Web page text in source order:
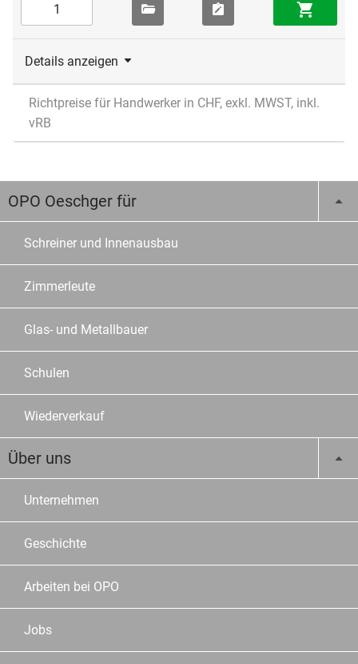
Details anzeigen
Richtpreise für Handwerker in CHF, exkl. MWST, inkl.
vRB
OPO Oeschger für
Schreiner und Innenausbau
Zimmerleute
Glas- und Metallbauer
Schulen
Wiederverkauf
Über uns
Unternehmen
Geschichte
Arbeiten bei OPO
Jobs